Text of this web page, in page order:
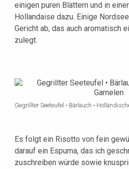
einigen puren Blättern und in
Hollandaise dazu. Einige
Gericht ab, das auch aromatisch
zulegt.
Gegrillter Seeteufel • Bärlauch •
Es folgt ein Risotto von fein
darauf ein Espuma, das ich
zuschreiben würde sowie